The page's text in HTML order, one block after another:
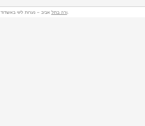
ורה בתלאביב – נערות ליווי באשדוד.